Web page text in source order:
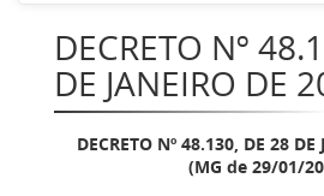
DECRETO Nº
DE JANEIRO DE
DECRETO Nº 48.130, DE 28 DE
(MG de 29/01/